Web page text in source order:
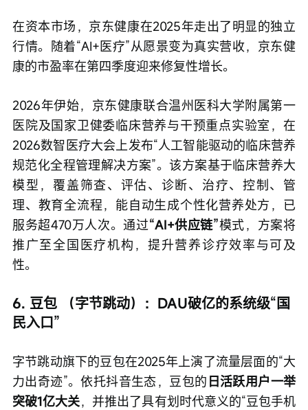
在资本市场，京东健康在2025年走出了明显的独立
行情。随着“AI+医疗”从愿景变为真实营收，京东健
康的市盈率在第四季度迎来修复性增长。
2026年伊始，京东健康联合温州医科大学附属第一
医院及国家卫健委临床营养与干预重点实验室，在
2026数智医疗大会上发布“人工智能驱动的临床营养
规范化全程管理解决方案”。该方案基于临床营养大
模型，覆盖筛查、评估、诊断、治疗、控制、管
理、教育全流程，能自动生成个性化营养处方，已
服务超470万人次。通过“AI+供应链”模式，方案将
推广至全国医疗机构，提升营养诊疗效率与可及
性。
6. 豆包 （字节跳动）：DAU破亿的系统级“国
民入口”
字节跳动旗下的豆包在2025年上演了流量层面的“大
力出奇迹”。依托抖音生态，豆包的 日活跃用户一举
突破1亿大关，并推出了具有划时代意义的“豆包手机